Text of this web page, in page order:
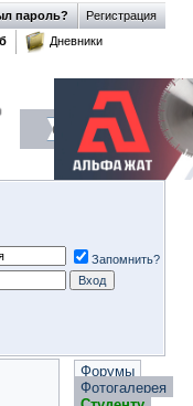
Регистрация
пароль?
Дневники
Запомнить?
Форумы
Фотогалерея